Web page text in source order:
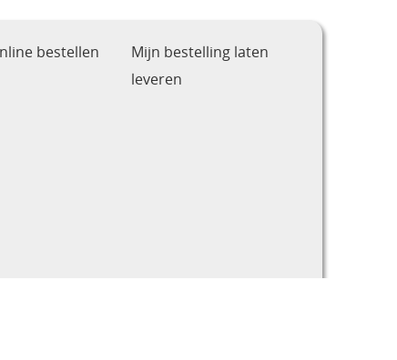
bestellen
Mijn bestelling laten
leveren